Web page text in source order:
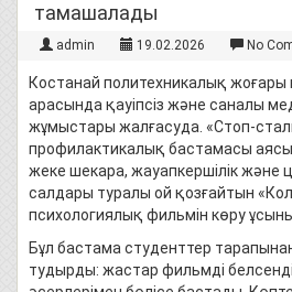
тамашалады
admin 19.02.2026 No
Костанай политехникалық
арасында қауіпсіз және саналы
жұмыстары жалғасуда. «Стоп-
профилактикалық бастамасы
жеке шекара, жауапкершілік
салдары туралы ой қозғайтын
психологиялық фильмін көру
Бұл бастама студенттер
тудырды: жастар фильмді